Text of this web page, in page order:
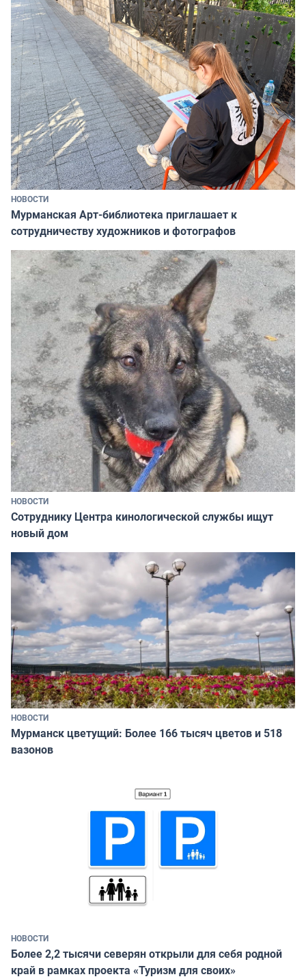
НОВОСТИ
Мурманская Арт-библиотека приглашает к
сотрудничеству художников и фотографов
НОВОСТИ
Сотруднику Центра кинологической службы ищут
новый дом
НОВОСТИ
Мурманск цветущий: Более 166 тысяч цветов и 518
вазонов
НОВОСТИ
Более 2,2 тысячи северян открыли для себя родной
край в рамках проекта «Туризм для своих»